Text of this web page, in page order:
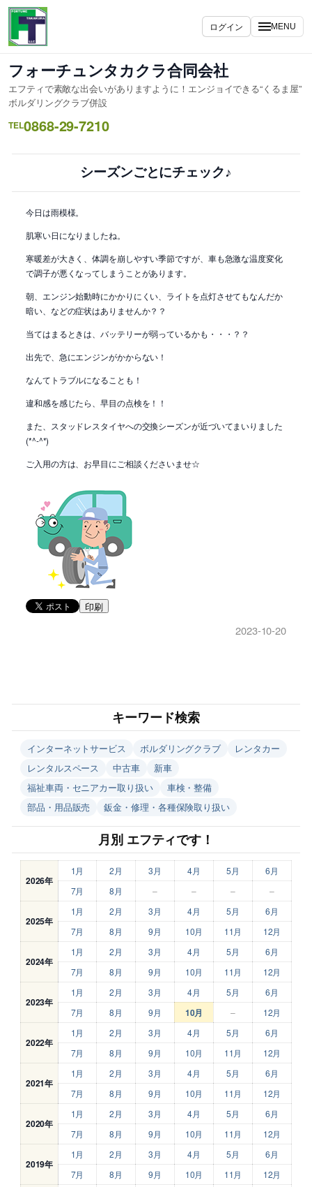
内
を
キ
ッ
プ
ログイン MENU
フォーチュンタカクラ合同会社
エフティで素敵な出会いがありますように！エンジョイできる“くるま屋”
ボルダリングクラブ併設
TEL0868-29-7210
シーズンごとにチェック♪
今日は雨模様。
肌寒い日になりましたね。
寒暖差が大きく、体調を崩しやすい季節ですが、車も急激な温度変化
で調子が悪くなってしまうことがあります。
朝、エンジン始動時にかかりにくい、ライトを点灯させてもなんだか
暗い、などの症状はありませんか？？
当てはまるときは、バッテリーが弱っているかも・・・？？
出先で、急にエンジンがかからない！
なんてトラブルになることも！
違和感を感じたら、早目の点検を！！
また、スタッドレスタイヤへの交換シーズンが近づいてまいりました
(*^-^*)
ご入用の方は、お早目にご相談くださいませ☆
印刷
2023-10-20
キーワード検索
インターネットサービス ボルダリングクラブ
レンタカー
レンタルスペース
中古車
新車
福祉車両・セニアカー取り扱い
車検・整備
部品・用品販売
鈑金・修理・各種保険取り扱い
月別 エフティです！
2026年
1月 2月 3月 4月 5月
6月
7月
8月 – – – –
2025年
1月 2月 3月 4月 5月
6月
7月
8月 9月 10月 11月 12月
2024年
1月 2月 3月 4月 5月
6月
7月
8月 9月 10月 11月 12月
2023年
1月 2月 3月 4月 5月
6月
7月
8月 9月 10月 – 12月
2022年
1月 2月 3月 4月 5月
6月
7月
8月 9月 10月 11月 12月
2021年
1月 2月 3月 4月 5月
6月
7月
8月 9月 10月 11月 12月
2020年
1月 2月 3月 4月 5月
6月
7月
8月 9月 10月 11月 12月
2019年
1月 2月 3月 4月 5月
6月
7月
8月 9月 10月 11月 12月